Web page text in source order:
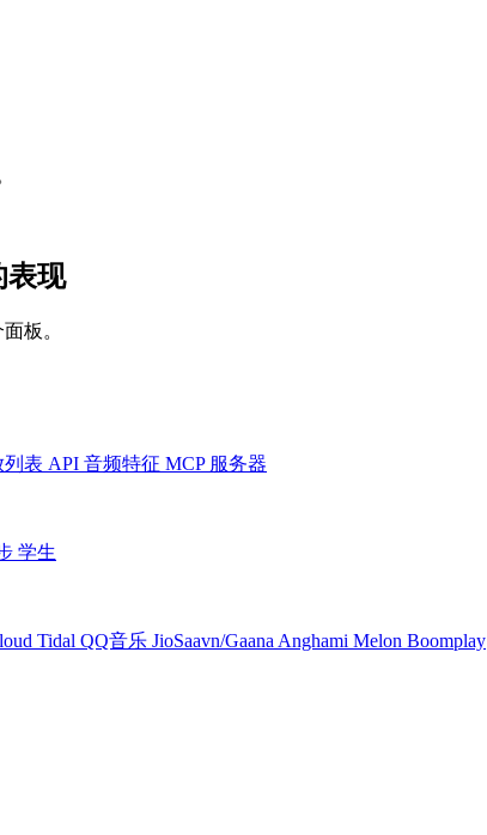
表现
板。
列表 API 音频特征 MCP 服务器
学生
Tidal QQ音乐 JioSaavn/Gaana Anghami Melon Boomplay